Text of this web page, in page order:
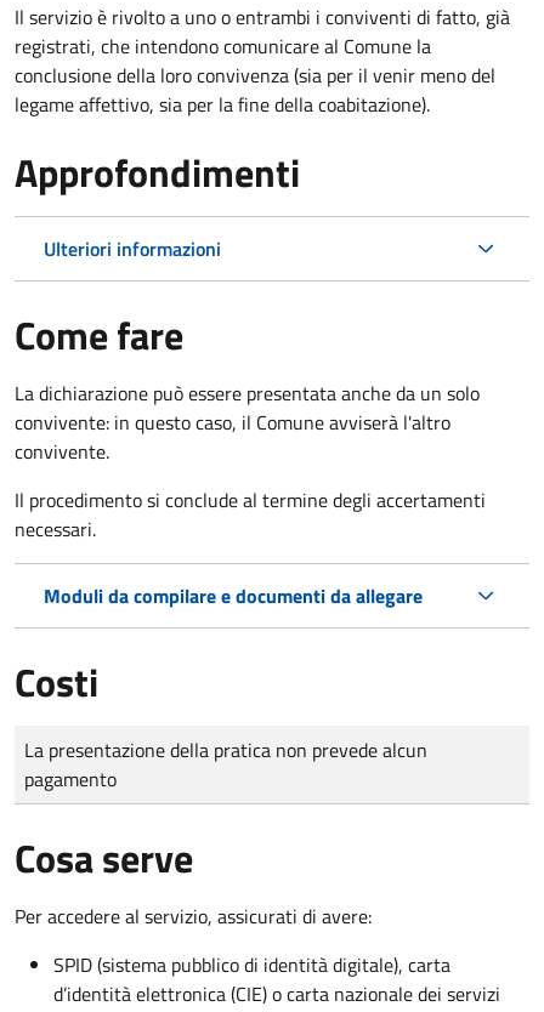
Il servizio è rivolto a uno o entrambi i conviventi di fatto, già
registrati, che intendono comunicare al Comune la
conclusione della loro convivenza (sia per il venir meno del
legame affettivo, sia per la fine della coabitazione).
Approfondimenti
Ulteriori informazioni
Come fare
La dichiarazione può essere presentata anche da un solo
convivente: in questo caso, il Comune avviserà l'altro
convivente.
Il procedimento si conclude al termine degli accertamenti
necessari.
Moduli da compilare e documenti da allegare
Costi
Tipo di pagamento
Importo
La presentazione della pratica non prevede alcun
pagamento
Cosa serve
Per accedere al servizio, assicurati di avere:
SPID (sistema pubblico di identità digitale), carta
d’identità elettronica (CIE) o carta nazionale dei servizi